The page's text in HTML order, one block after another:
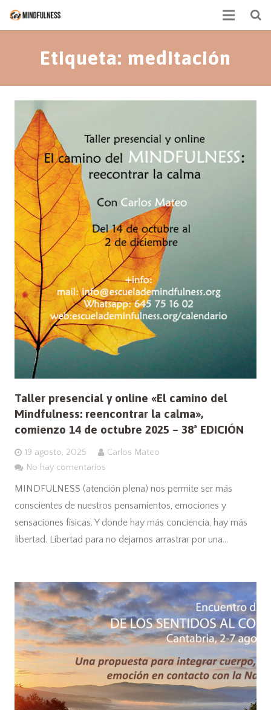
Equipo
Contacto
Calendario
Etiqueta: meditación
Taller presencial y online «El camino del
Mindfulness: reencontrar la calma»,
comienzo 14 de octubre 2025 – 38ª EDICIÓN
19 agosto, 2025
Carlos Mateo
No hay comentarios
MINDFULNESS (atención plena) nos permite ser más
conscientes de nuestros pensamientos, emociones y
sensaciones físicas. Y donde hay más conciencia, hay más
libertad. Libertad para no dejarnos arrastrar por una…